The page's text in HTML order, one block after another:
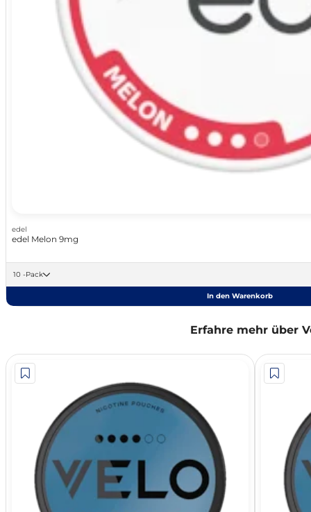
edel
edel Melon 9mg
10 -Pack
In den Warenkorb
Erfahre mehr über